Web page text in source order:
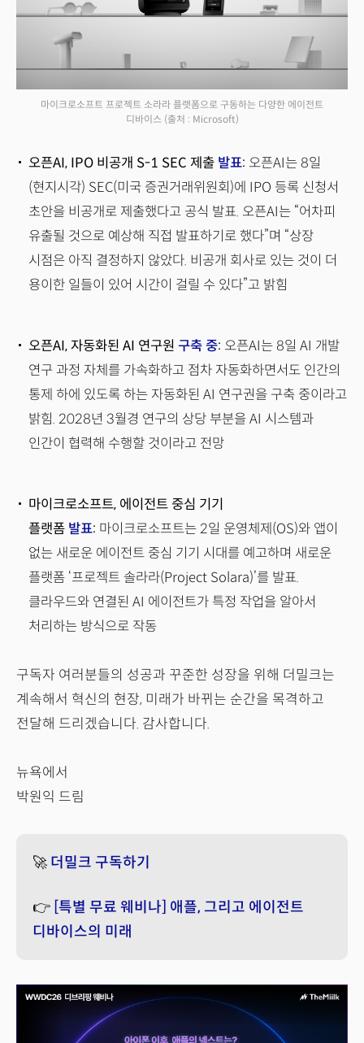
마이크로소프트 프로젝트 소라라 플랫폼으로 구동하는 다양한 에이전트
디바이스 (출처 : Microsoft)
오픈AI, IPO 비공개 S-1 SEC 제출 발표: 오픈AI는 8일
(현지시각) SEC(미국 증권거래위원회)에 IPO 등록 신청서
초안을 비공개로 제출했다고 공식 발표. 오픈AI는 “어차피
유출될 것으로 예상해 직접 발표하기로 했다”며 “상장
시점은 아직 결정하지 않았다. 비공개 회사로 있는 것이 더
용이한 일들이 있어 시간이 걸릴 수 있다”고 밝힘
오픈AI, 자동화된 AI 연구원 구축 중: 오픈AI는 8일 AI 개발
연구 과정 자체를 가속화하고 점차 자동화하면서도 인간의
통제 하에 있도록 하는 자동화된 AI 연구권을 구축 중이라고
밝힘. 2028년 3월경 연구의 상당 부분을 AI 시스템과
인간이 협력해 수행할 것이라고 전망
마이크로소프트, 에이전트 중심 기기
플랫폼 발표: 마이크로소프트는 2일 운영체제(OS)와 앱이
없는 새로운 에이전트 중심 기기 시대를 예고하며 새로운
플랫폼 ‘프로젝트 솔라라(Project Solara)’를 발표.
클라우드와 연결된 AI 에이전트가 특정 작업을 알아서
처리하는 방식으로 작동
구독자 여러분들의 성공과 꾸준한 성장을 위해 더밀크는
계속해서 혁신의 현장, 미래가 바뀌는 순간을 목격하고
전달해 드리겠습니다. 감사합니다.
뉴욕에서
박원익 드림
🚀 더밀크 구독하기
👉 [특별 무료 웨비나] 애플, 그리고 에이전트
디바이스의 미래